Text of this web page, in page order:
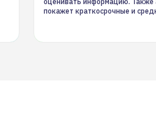
покажет краткосрочные и